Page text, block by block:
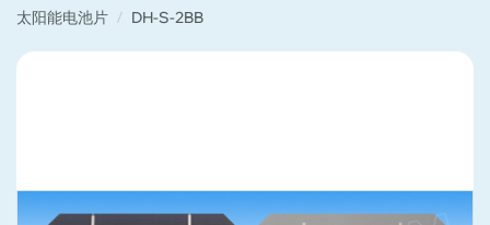
太阳能电池片 DH-S-2BB